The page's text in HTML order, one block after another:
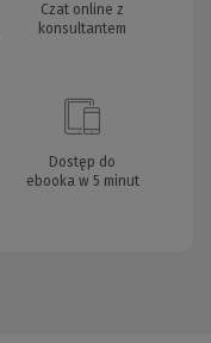
Czat online z
konsultantem
Dostęp do
ebooka w 5 minut